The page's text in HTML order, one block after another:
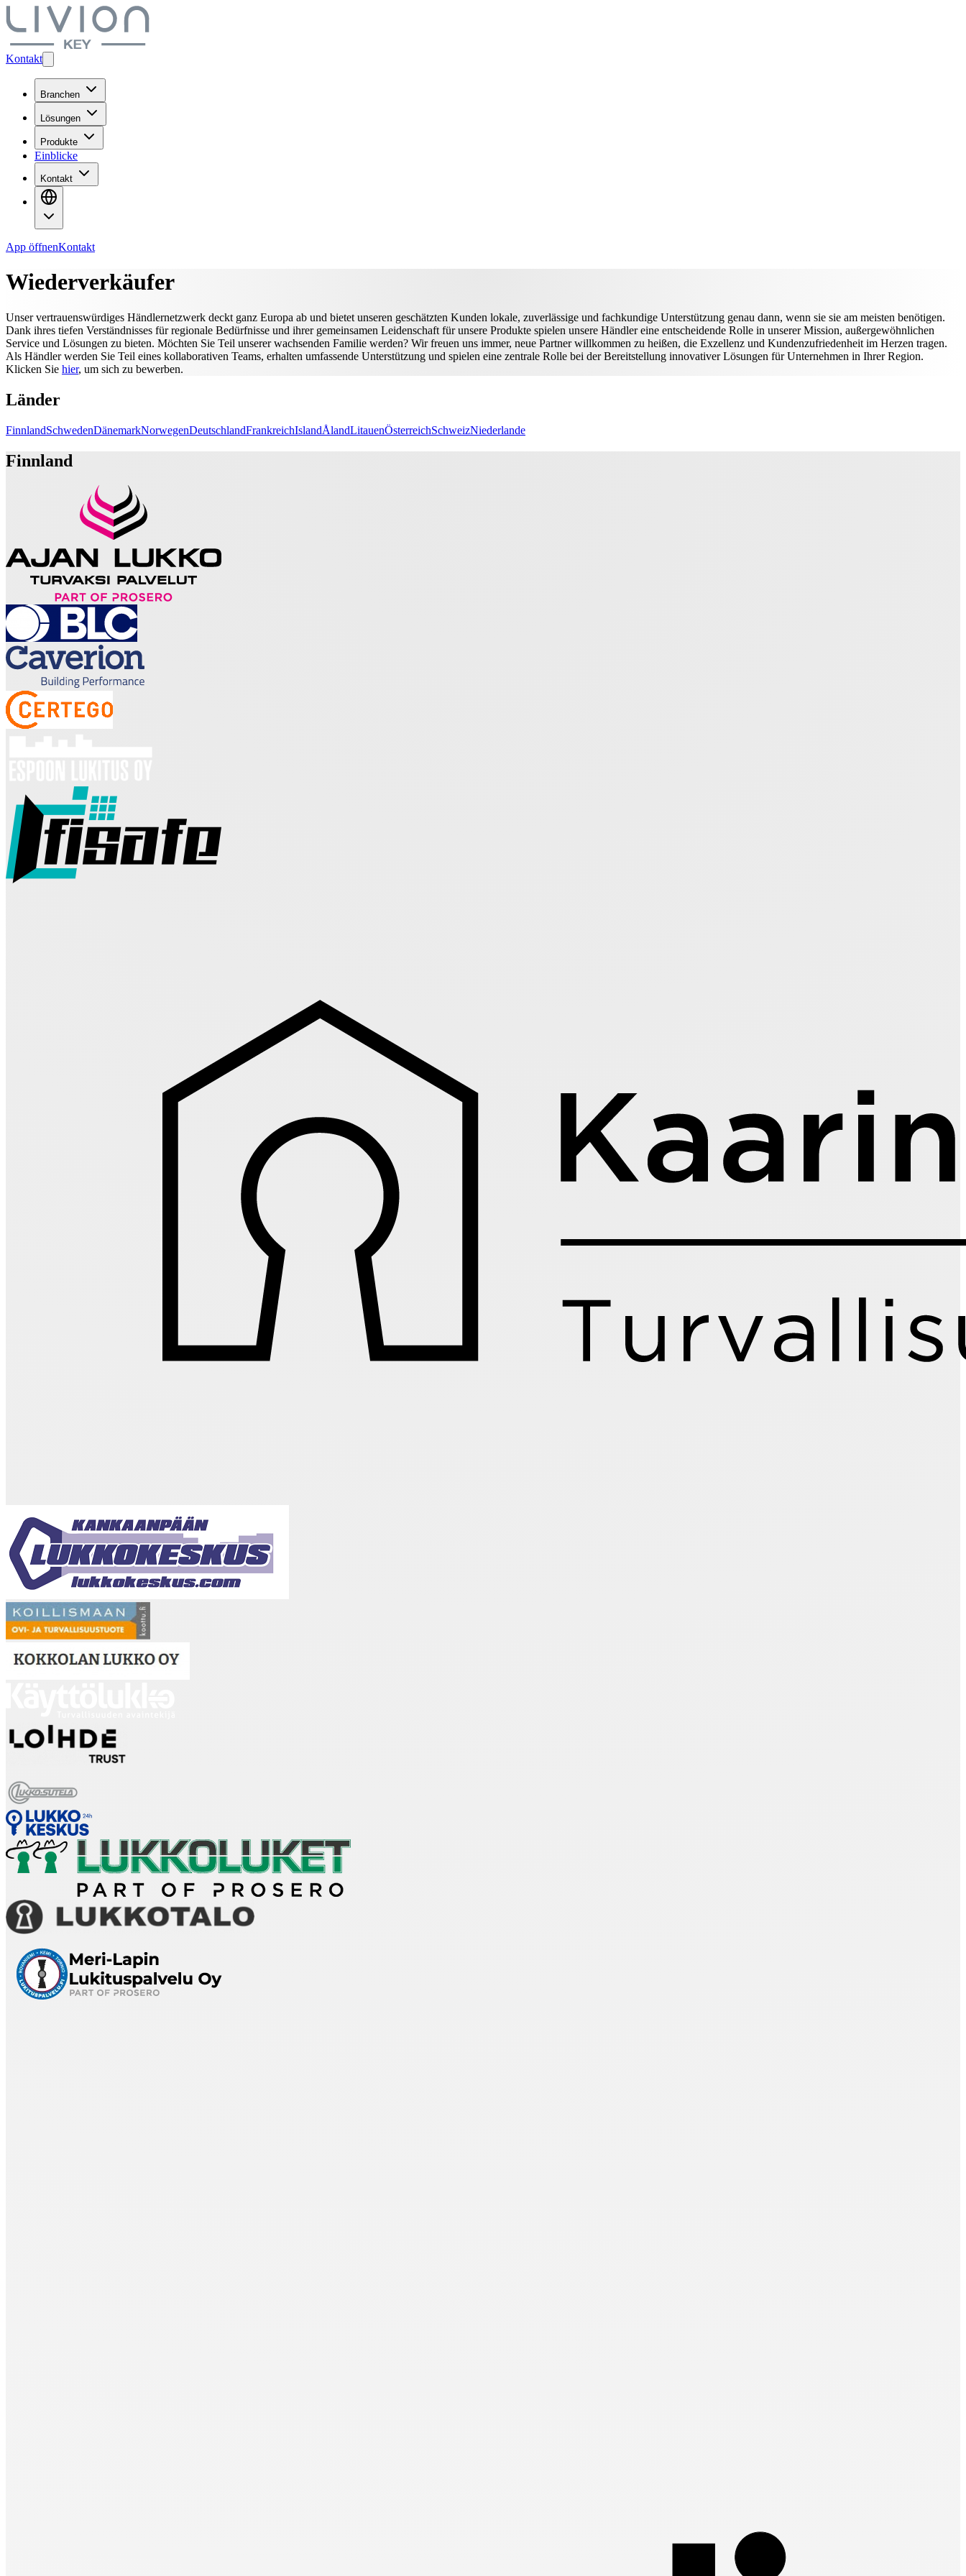
Kontakt
Branchen
Lösungen
Produkte
Einblicke
Kontakt
App öffnenKontakt
Wiederverkäufer
Unser vertrauenswürdiges Händlernetzwerk deckt ganz Europa ab und bietet unseren geschätzten Kunden lokale, zuverlässige und fachkundige Unterstützung genau dann, wenn sie sie am meisten benötigen.
Dank ihres tiefen Verständnisses für regionale Bedürfnisse und ihrer gemeinsamen Leidenschaft für unsere Produkte spielen unsere Händler eine entscheidende Rolle in unserer Mission, außergewöhnlichen
Service und Lösungen zu bieten. Möchten Sie Teil unserer wachsenden Familie werden? Wir freuen uns immer, neue Partner willkommen zu heißen, die Exzellenz und Kundenzufriedenheit im Herzen tragen.
Als Händler werden Sie Teil eines kollaborativen Teams, erhalten umfassende Unterstützung und spielen eine zentrale Rolle bei der Bereitstellung innovativer Lösungen für Unternehmen in Ihrer Region.
Klicken Sie hier, um sich zu bewerben.
Länder
FinnlandSchwedenDänemarkNorwegenDeutschlandFrankreichIslandÅlandLitauenÖsterreichSchweizNiederlande
Finnland